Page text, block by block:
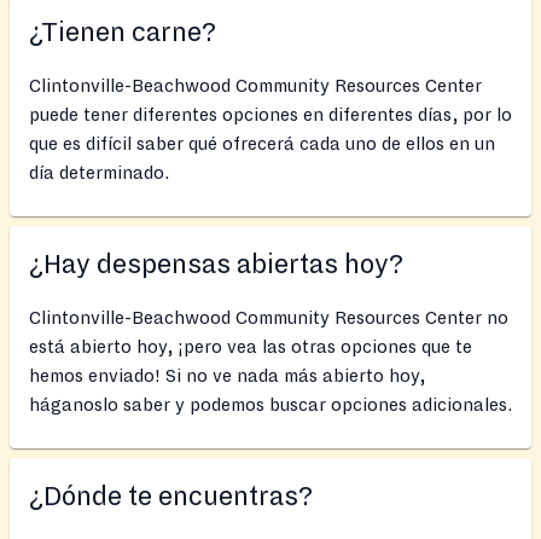
¿Tienen carne?
Clintonville-Beachwood Community Resources Center
puede tener diferentes opciones en diferentes días, por lo
que es difícil saber qué ofrecerá cada uno de ellos en un
día determinado.
¿Hay despensas abiertas hoy?
Clintonville-Beachwood Community Resources Center no
está abierto hoy, ¡pero vea las otras opciones que te
hemos enviado! Si no ve nada más abierto hoy,
háganoslo saber y podemos buscar opciones adicionales.
¿Dónde te encuentras?